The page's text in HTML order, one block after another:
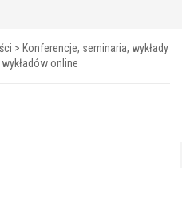
> Konferencje, seminaria, wykłady
online